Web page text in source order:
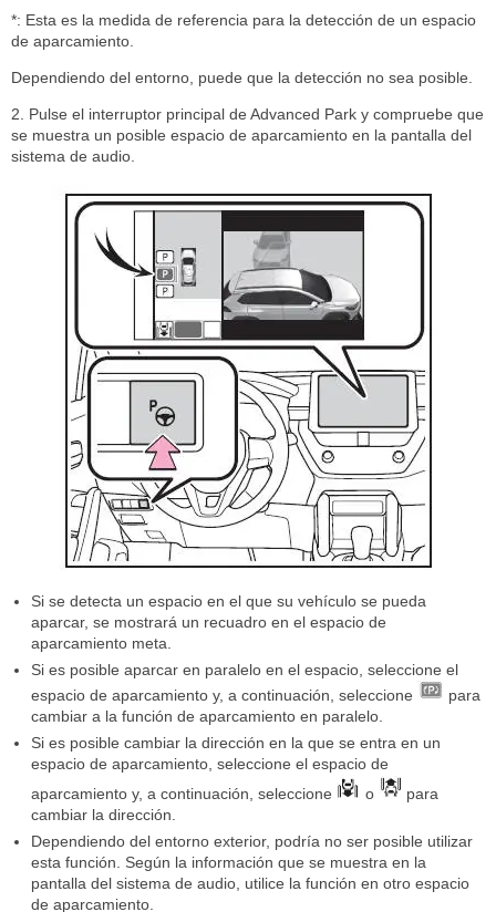
*: Esta es la medida de referencia para la detección de un espacio
de aparcamiento.
Dependiendo del entorno, puede que la detección no sea posible.
2. Pulse el interruptor principal de Advanced Park y compruebe que
se muestra un posible espacio de aparcamiento en la pantalla del
sistema de audio.
Si se detecta un espacio en el que su vehículo se pueda
aparcar, se mostrará un recuadro en el espacio de
aparcamiento meta.
Si es posible aparcar en paralelo en el espacio, seleccione el
espacio de aparcamiento y, a continuación, seleccione
para
cambiar a la función de aparcamiento en paralelo.
Si es posible cambiar la dirección en la que se entra en un
espacio de aparcamiento, seleccione el espacio de
aparcamiento y, a continuación, seleccione
o
para
cambiar la dirección.
Dependiendo del entorno exterior, podría no ser posible utilizar
esta función. Según la información que se muestra en la
pantalla del sistema de audio, utilice la función en otro espacio
de aparcamiento.